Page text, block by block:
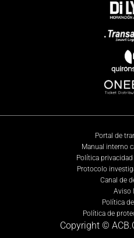
Portal de
Manual interno
Política
Protocolo
Canal de
Aviso
Política
Política de
Copyright ©